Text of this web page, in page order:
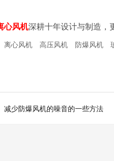
心风机深耕十年设计与制造，
离心风机 高压风机 防爆风机
减少防爆风机的噪音的一些方法